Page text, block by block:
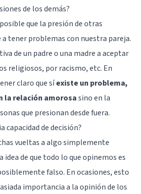
de los demás?
que la presión de otras
a tener problemas con nuestra pareja.
de un padre o una madre a aceptar
religiosos, por racismo, etc. En
claro que síexiste un problema,
la relación amorosasino en la
que presionan desde fuera.
capacidad de decisión?
vueltas a algo simplemente
idea de que todo lo que opinemos es
falso. En ocasiones, esto
importancia a la opinión de los